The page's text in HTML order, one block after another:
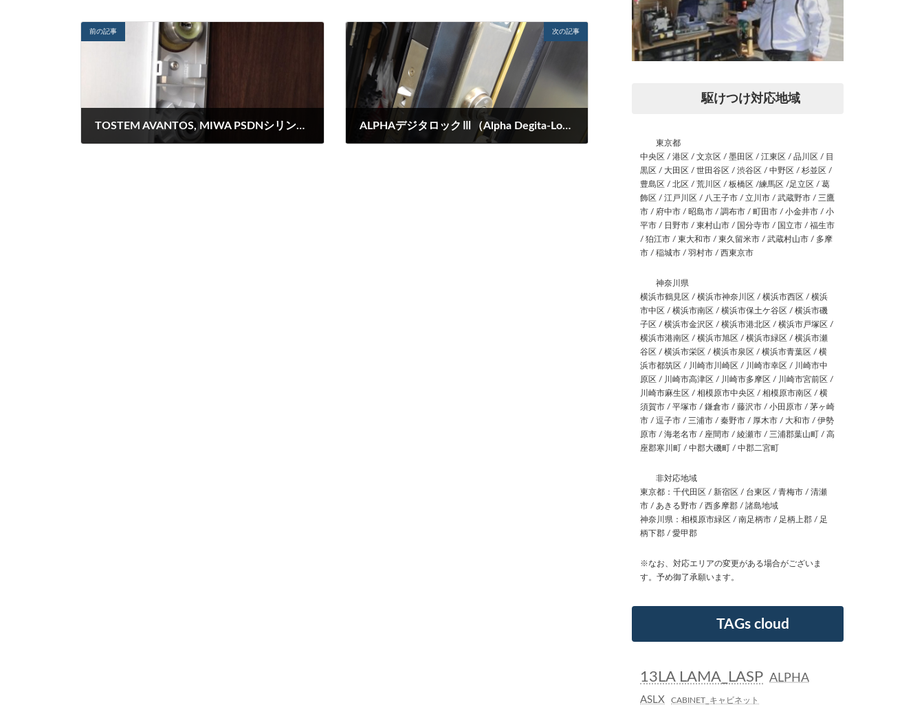
前の記事
TOSTEM AVANTOS, MIWA PSDNシリンダーコア交換
次の記事
ALPHAデジタロックⅢ（Alpha Degita-Lock Ⅲ） オプション座付きの玄関解錠（edロックの歴史図表付）
駆けつけ対応地域
東京都
中央区 / 港区 / 文京区 / 墨田区 / 江東区 / 品川区 / 目
黒区 / 大田区 / 世田谷区 / 渋谷区 / 中野区 / 杉並区 /
豊島区 / 北区 / 荒川区 / 板橋区 /練馬区 /足立区 / 葛
飾区 / 江戸川区 / 八王子市 / 立川市 / 武蔵野市 / 三鷹
市 / 府中市 / 昭島市 / 調布市 / 町田市 / 小金井市 / 小
平市 / 日野市 / 東村山市 / 国分寺市 / 国立市 / 福生市
/ 狛江市 / 東大和市 / 東久留米市 / 武蔵村山市 / 多摩
市 / 稲城市 / 羽村市 / 西東京市
神奈川県
横浜市鶴見区 / 横浜市神奈川区 / 横浜市西区 / 横浜
市中区 / 横浜市南区 / 横浜市保土ケ谷区 / 横浜市磯
子区 / 横浜市金沢区 / 横浜市港北区 / 横浜市戸塚区 /
横浜市港南区 / 横浜市旭区 / 横浜市緑区 / 横浜市瀬
谷区 / 横浜市栄区 / 横浜市泉区 / 横浜市青葉区 / 横
浜市都筑区 / 川崎市川崎区 / 川崎市幸区 / 川崎市中
原区 / 川崎市高津区 / 川崎市多摩区 / 川崎市宮前区 /
川崎市麻生区 / 相模原市中央区 / 相模原市南区 / 横
須賀市 / 平塚市 / 鎌倉市 / 藤沢市 / 小田原市 / 茅ヶ崎
市 / 逗子市 / 三浦市 / 秦野市 / 厚木市 / 大和市 / 伊勢
原市 / 海老名市 / 座間市 / 綾瀬市 / 三浦郡葉山町 / 高
座郡寒川町 / 中郡大磯町 / 中郡二宮町
非対応地域
東京都：千代田区 / 新宿区 / 台東区 / 青梅市 / 清瀬
市 / あきる野市 / 西多摩郡 / 諸島地域
神奈川県：相模原市緑区 / 南足柄市 / 足柄上郡 / 足
柄下郡 / 愛甲郡
※なお、対応エリアの変更がある場合がございま
す。予め御了承願います。
TAGs cloud
13LA LAMA_LASP ALPHA
ASLX CABINET_キャビネット